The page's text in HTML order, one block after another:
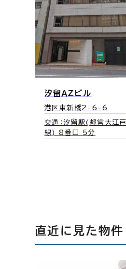
汐留ＡＺビル
港区東新橋2-6-6
交通：汐留駅(都営大江戸
線) 8番口 5分
直近に見た物件